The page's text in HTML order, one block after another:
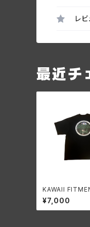
レ
最近チ
KAWAII
✖️WEEKEND コ
¥7,000